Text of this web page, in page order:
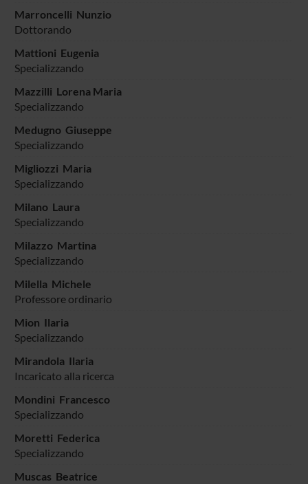
Marroncelli Nunzio
Dottorando
Mattioni Eugenia
Specializzando
Mazzilli Lorena Maria
Specializzando
Medugno Giuseppe
Specializzando
Migliozzi Maria
Specializzando
Milano Laura
Specializzando
Milazzo Martina
Specializzando
Milella Michele
Professore ordinario
Mion Ilaria
Specializzando
Mirandola Ilaria
Incaricato alla ricerca
Mondini Francesco
Specializzando
Moretti Federica
Specializzando
Muscas Beatrice